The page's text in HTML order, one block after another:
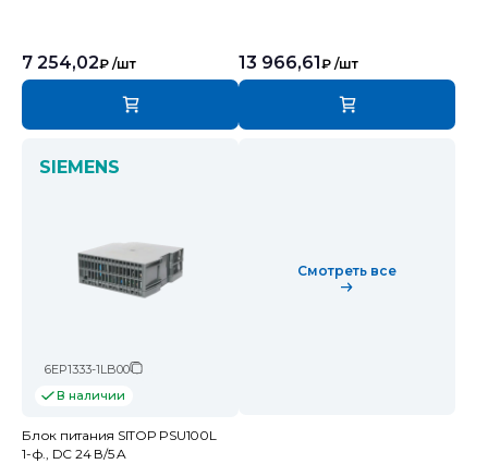
7 254,02₽ /шт 13 966,61 ₽ /шт
SIEMENS
6EP1333-1LB00
В наличии
Блок питания SITOP PSU100L
1-ф., DC 24 В/5 A
Смотреть все